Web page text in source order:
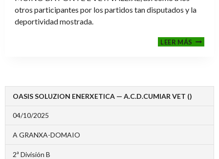
otros participantes por los partidos tan disputados y la
deportividad mostrada.
LEER MÁS
2024-
OASIS SOLUZION ENERXETICA — A.C.D.CUMIAR VET ()
04/10/2025
A GRANXA-DOMAIO
2ª División B